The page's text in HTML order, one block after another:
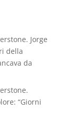
Jorge
della
da
“Giorni